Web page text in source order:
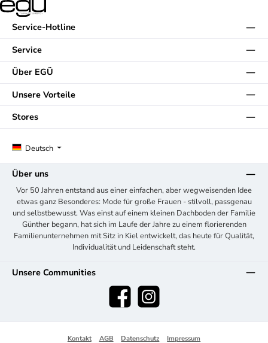
Service-Hotline
Service
Über EGÜ
Unsere Vorteile
Deutsch
Stores
Über uns
Vor 50 Jahren entstand aus einer einfachen, aber wegweisenden Idee
etwas ganz Besonderes: Mode für große Frauen - stilvoll, passgenau
und selbstbewusst. Was einst auf einem kleinen Dachboden der Familie
Günther begann, hat sich im Laufe der Jahre zu einem florierenden
Familienunternehmen mit Sitz in Kiel entwickelt, das heute für Qualität,
Individualität und Leidenschaft steht.
Unsere Communities
Facebook Instagram
Kontakt AGB Datenschutz Impressum